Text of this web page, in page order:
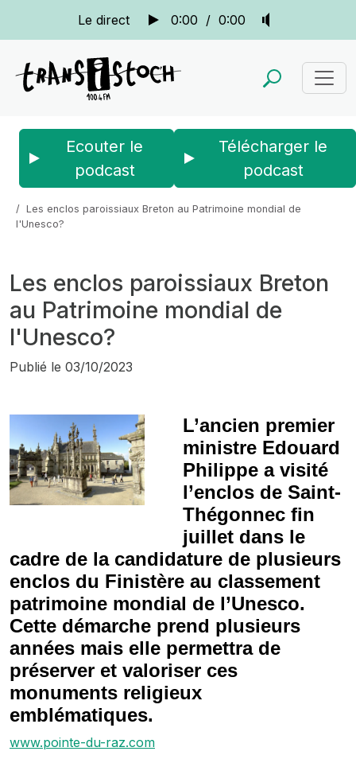
Le direct 0:00 / 0:00
Ecouter le
podcast
Télécharger le
podcast
Les enclos paroissiaux Breton au Patrimoine mondial de
l'Unesco?
Les enclos paroissiaux Breton
au Patrimoine mondial de
l'Unesco?
Publié le 03/10/2023
L’ancien premier
ministre Edouard
Philippe a visité
l’enclos de Saint-
Thégonnec fin
juillet dans le
cadre de la candidature de plusieurs
enclos du Finistère au classement
patrimoine mondial de l’Unesco.
Cette démarche prend plusieurs
années mais elle permettra de
préserver et valoriser ces
monuments religieux
emblématiques.
www.pointe-du-raz.com